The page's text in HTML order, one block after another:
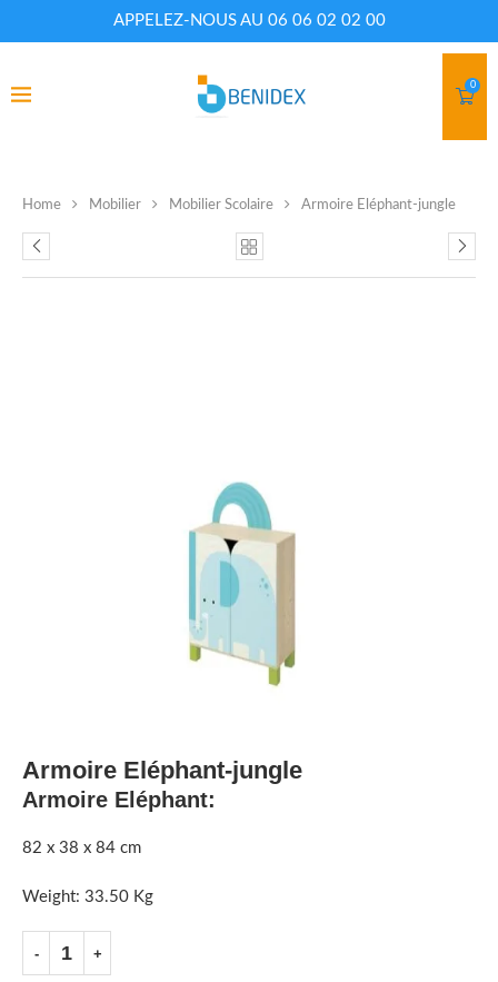
APPELEZ-NOUS AU 06 06 02 02 00
0
Home Mobilier Mobilier Scolaire Armoire Eléphant-jungle
Armoire Eléphant-jungle
Armoire Eléphant:
82 x 38 x 84 cm
Weight: 33.50 Kg